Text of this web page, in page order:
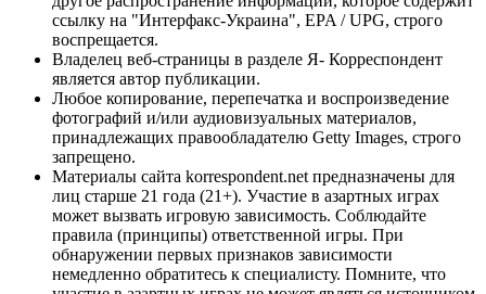
ссылку на "Интерфакс-Украина", EPA / UPG, строго
воспрещается.
Владелец веб-страницы в разделе Я- Корреспондент
является автор публикации.
Любое копирование, перепечатка и воспроизведение
фотографий и/или аудиовизуальных материалов,
принадлежащих правообладателю Getty Images, строго
запрещено.
Материалы сайта korrespondent.net предназначены для
лиц старше 21 года (21+). Участие в азартных играх
может вызвать игровую зависимость. Соблюдайте
правила (принципы) ответственной игры. При
обнаружении первых признаков зависимости
немедленно обратитесь к специалисту. Помните, что